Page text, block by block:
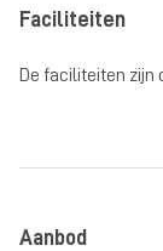
Faciliteiten
De faciliteiten zijn
Aanbod